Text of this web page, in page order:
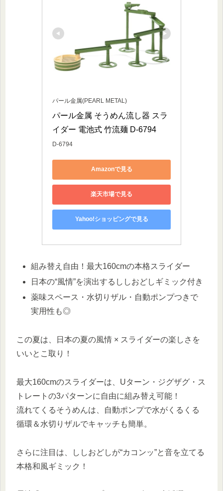
パール金属(PEARL METAL)
パール金属 そうめん流し器 スラ
イダー 電池式 竹流麺 D-6794
D-6794
Amazonで見る
楽天市場で見る
Yahoo!ショッピングで見る
組み替え自由！最大160cmの本格スライダー
日本の“風情”を演出するししおどしギミック付き
薬味スペース・水切りザル・自動ポンプつきで
実用性も◎
この夏は、日本の夏の風情 × スライダーの楽しさを
いいとこ取り！
最大160cmのスライダーは、Uターン・ジグザグ・ス
トレートの3パターンに自由に組み替え可能！
流れてくるそうめんは、自動ポンプで水がくるくる
循環＆水切りザルでキャッチも簡単。
さらに注目は、ししおどしが“カコンッ”と音を立てる
本格和風ギミック！